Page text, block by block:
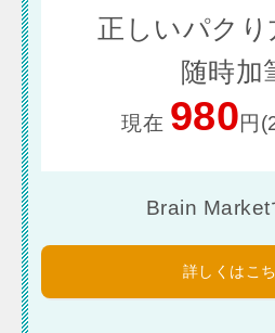
正しいパク
随時加
現在 980円
Brain Market
詳しくはこ